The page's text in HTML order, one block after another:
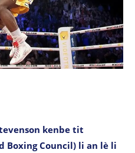
kenbe tit
Boxing Council) li an lè li